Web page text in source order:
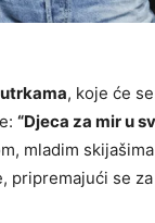
, koje će
“Djeca za mir u
mladim
pripremajući se